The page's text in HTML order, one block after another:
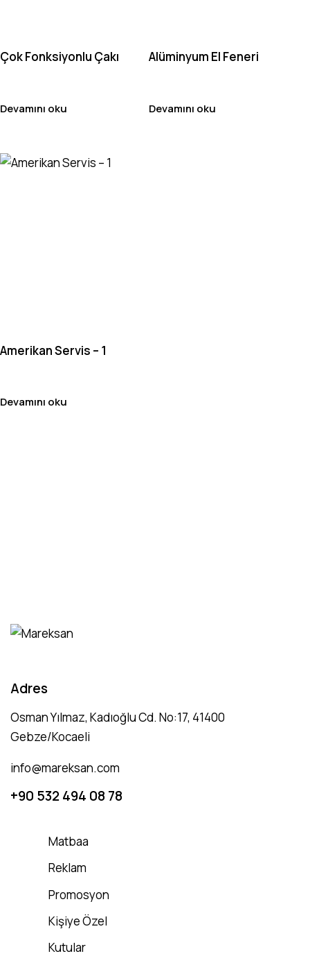
Çok Fonksiyonlu Çakı
Devamını oku
Alüminyum El Feneri
Devamını oku
Amerikan Servis – 1
Devamını oku
Adres
Osman Yılmaz, Kadıoğlu Cd. No:17, 41400
Gebze/Kocaeli
info@mareksan.com
+90 532 494 08 78
Matbaa
Reklam
Promosyon
Kişiye Özel
Kutular